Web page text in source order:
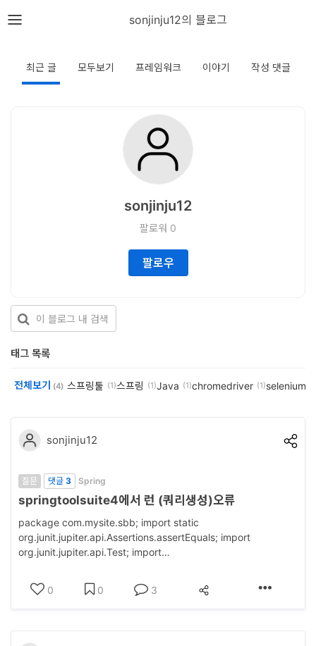
뎁스노트
크
개
발
도
크
워
크
와
서
sonjinju12의 블로그
최근 글 모두보기 프레임워크 이야기 작성 댓글
sonjinju12
팔로워 0
팔로우
태그 목록
전체보기 (4) 스프링툴 (1)스프링 (1)Java (1)chromedriver (1)selenium
sonjinju12
질문 댓글 3 Spring
springtoolsuite4에서 런 (쿼리생성)오류
package com.mysite.sbb; import static
org.junit.jupiter.api.Assertions.assertEquals; import
org.junit.jupiter.api.Test; import
import
org.springframework.boot.test.context.SpringBootTest;
0 0 3